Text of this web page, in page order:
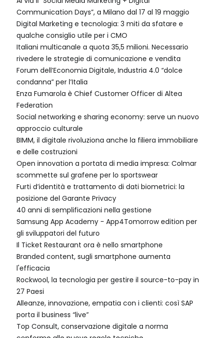
Communication Days”, a Milano dal 17 al 19 maggio
Digital Marketing e tecnologia: 3 miti da sfatare e
qualche consiglio utile per i CMO
Italiani multicanale a quota 35,5 milioni. Necessario
rivedere le strategie di comunicazione e vendita
Forum dell’Economia Digitale, Industria 4.0 “dolce
condanna” per l’Italia
Enza Fumarola è Chief Customer Officer di Altea
Federation
Social networking e sharing economy: serve un nuovo
approccio culturale
BIMM, il digitale rivoluziona anche la filiera immobiliare
e delle costruzioni
Open innovation a portata di media impresa: Colmar
scommette sul grafene per lo sportswear
Furti d’identità e trattamento di dati biometrici: la
posizione del Garante Privacy
40 anni di semplificazioni nella gestione
Samsung App Academy - App4Tomorrow edition per
gli sviluppatori del futuro
Il Ticket Restaurant ora è nello smartphone
Branded content, sugli smartphone aumenta
l'efficacia
Rockwool, la tecnologia per gestire il source-to-pay in
27 Paesi
Alleanze, innovazione, empatia con i clienti: così SAP
porta il business “live”
Top Consult, conservazione digitale a norma